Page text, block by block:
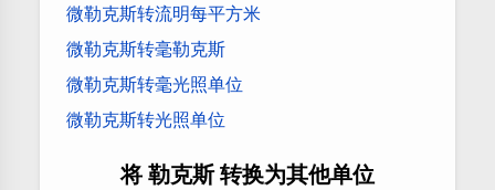
微勒克斯转流明每平方米
微勒克斯转毫勒克斯
微勒克斯转毫光照单位
微勒克斯转光照单位
将 勒克斯 转换为其他单位